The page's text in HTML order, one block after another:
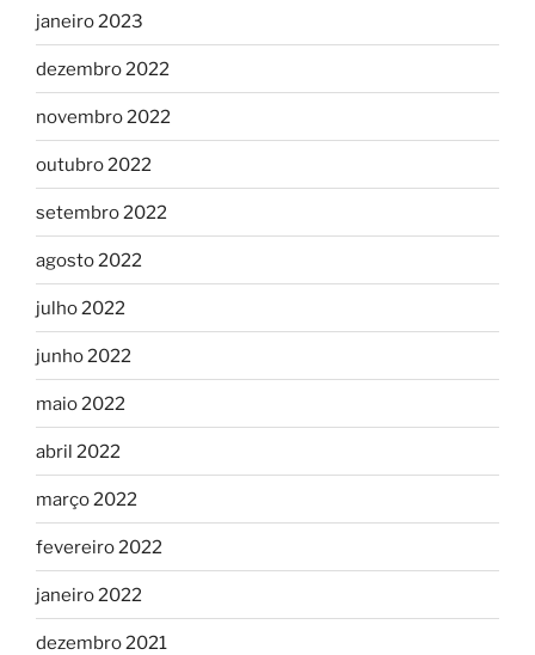
janeiro 2023
dezembro 2022
novembro 2022
outubro 2022
setembro 2022
agosto 2022
julho 2022
junho 2022
maio 2022
abril 2022
março 2022
fevereiro 2022
janeiro 2022
dezembro 2021